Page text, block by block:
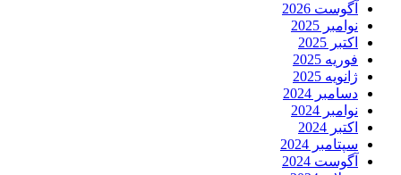
آگوست 2026
نوامبر 2025
اکتبر 2025
فوریه 2025
ژانویه 2025
دسامبر 2024
نوامبر 2024
اکتبر 2024
سپتامبر 2024
آگوست 2024